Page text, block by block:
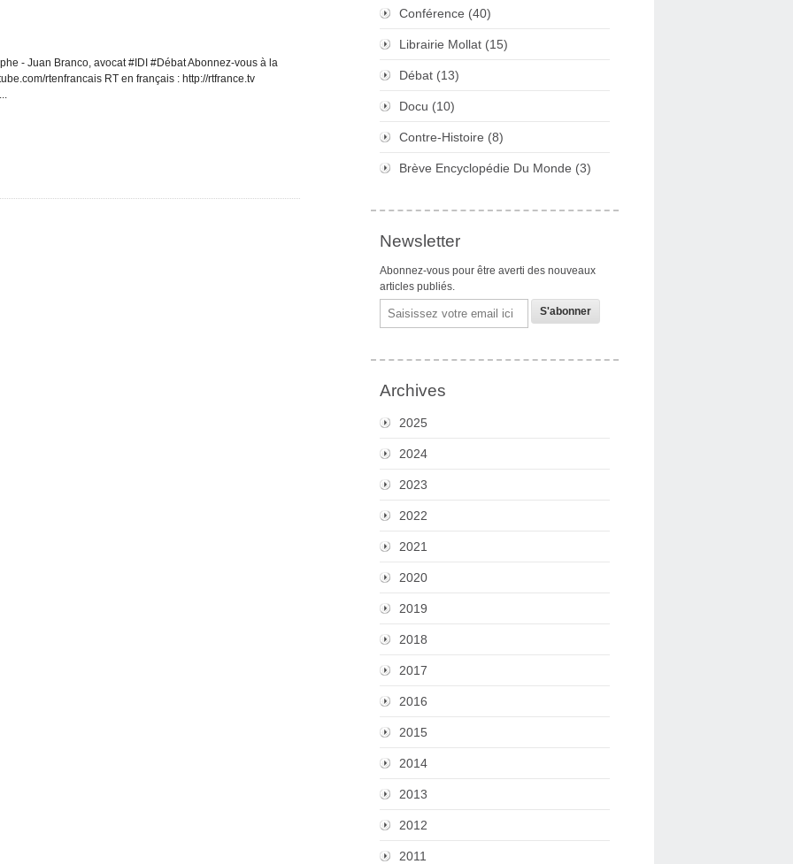
- Juan Branco, avocat #IDI #Débat Abonnez-vous à la
rtenfrancais RT en français : http://rtfrance.tv
Conférence (40)
Librairie Mollat (15)
Débat (13)
Docu (10)
Contre-Histoire (8)
Brève Encyclopédie Du Monde (3)
Newsletter
Abonnez-vous pour être averti des nouveaux
articles publiés.
Email
Archives
2025
2024
2023
2022
2021
2020
2019
2018
2017
2016
2015
2014
2013
2012
2011